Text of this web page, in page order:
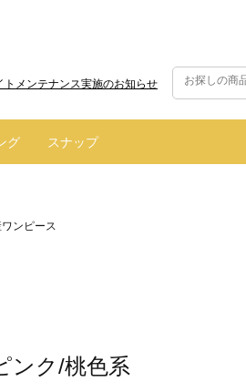
メンテナンス実施のお知らせ
の配送遅延・停止について
グ スナップ
ンク/桃色系